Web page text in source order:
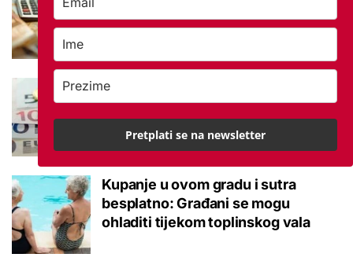
u drugom stupu
Negativna promjena u drugom
stupu: Srpanjski prinosi većine
fondova otišli u minus
Kupanje u ovom gradu i sutra
besplatno: Građani se mogu
ohladiti tijekom toplinskog vala
Pretplati se na newsletter